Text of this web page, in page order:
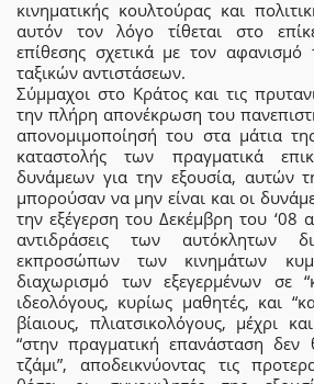
κινηματικής κουλτούρας και
αυτόν τον λόγο τίθεται στο
επίθεσης σχετικά με τον αφανισμό
ταξικών αντιστάσεων.
Σύμμαχοι στο Κράτος και τις
την πλήρη απονέκρωση του
απονομιμοποίησή του στα μάτια
καταστολής των πραγματικά
δυνάμεων για την εξουσία, αυτών
μπορούσαν να μην είναι και οι
την εξέγερση του Δεκέμβρη του ‘08
αντιδράσεις των αυτόκλητων
εκπροσώπων των κινημάτων
διαχωρισμό των εξεγερμένων σε
ιδεολόγους, κυρίως μαθητές, και
βίαιους, πλιατσικολόγους, μέχρι
“στην πραγματική επανάσταση
τζάμι”, αποδεικνύοντας τις